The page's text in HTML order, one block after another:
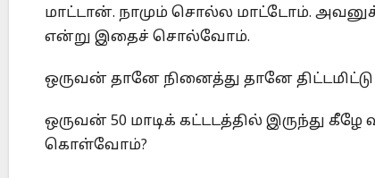
மாட்டான். நாமும் சொல்ல மாட்டோம்.
என்று இதைச் சொல்வோம்.
ஒருவன் தானே நினைத்து தானே
ஒருவன் 50 மாடிக் கட்டடத்தில் இருந்து
கொள்வோம்?